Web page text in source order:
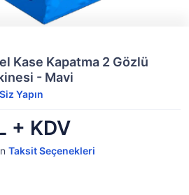
Kase Kapatma 2 Gözlü
- Mavi
Yapın
+ KDV
Taksit Seçenekleri